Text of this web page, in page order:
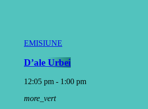
EMISIUNE
D’ale Urbei
12:05 pm - 1:00 pm
more_vert